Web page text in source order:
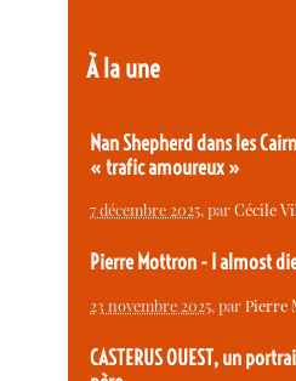
À la une
Nan Shepherd dans les
« trafic amoureux »
7 décembre 2025, parCécile
Pierre Mottron - I almost
23 novembre 2025, parPierre
CASTERUS OUEST, un